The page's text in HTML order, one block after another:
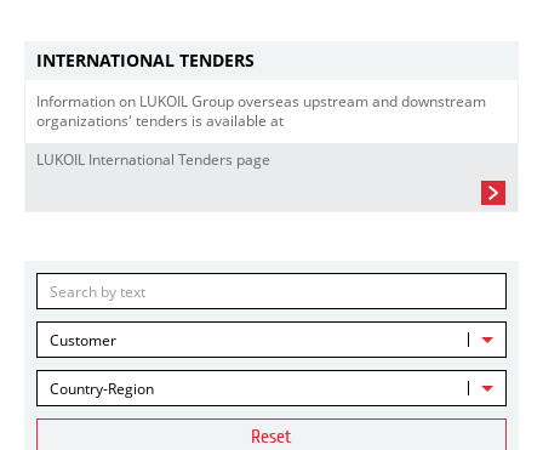
INTERNATIONAL TENDERS
Information on LUKOIL Group overseas upstream and downstream
organizations' tenders is available at
LUKOIL International Tenders page
Customer
Country-Region
Reset